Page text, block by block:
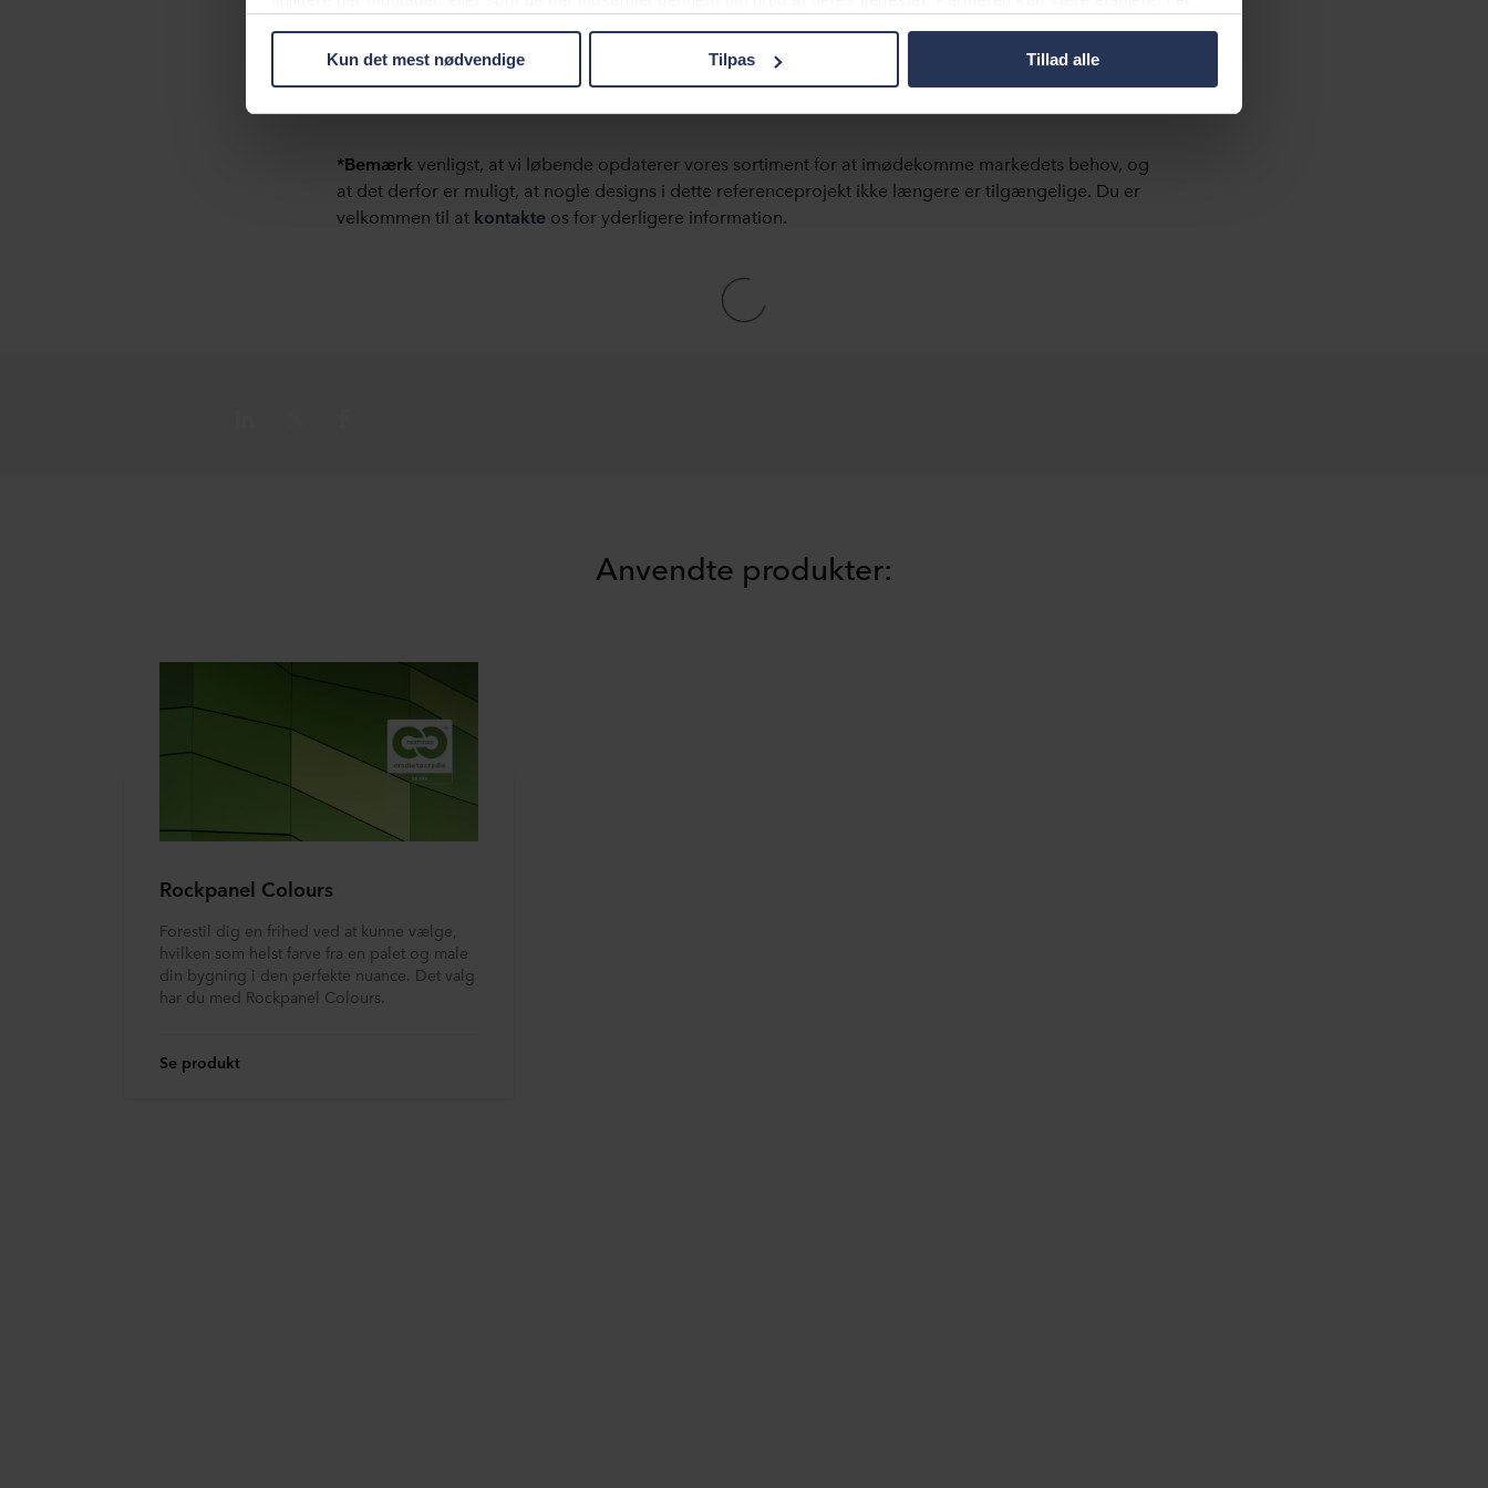
om dig via cookies.
Du kan til enhver tid trække dit samtykke tilbage eller ændre det ved at klikke på cookie-ikonet nederst på webstedet. Læs
Kun det mest nødvendige Tilpas Tillad alle
hvilket gør det muligt for os at skabe bygninger, der er tro mod deres unikke kontekst."
*Bemærk venligst, at vi løbende opdaterer vores sortiment for at imødekomme markedets behov, og
at det derfor er muligt, at nogle designs i dette referenceprojekt ikke længere er tilgængelige. Du er
velkommen til at kontakte os for yderligere information.
Anvendte produkter:
Rockpanel Colours
Forestil dig en frihed ved at kunne vælge,
hvilken som helst farve fra en palet og male
din bygning i den perfekte nuance. Det valg
har du med Rockpanel Colours.
Se produkt